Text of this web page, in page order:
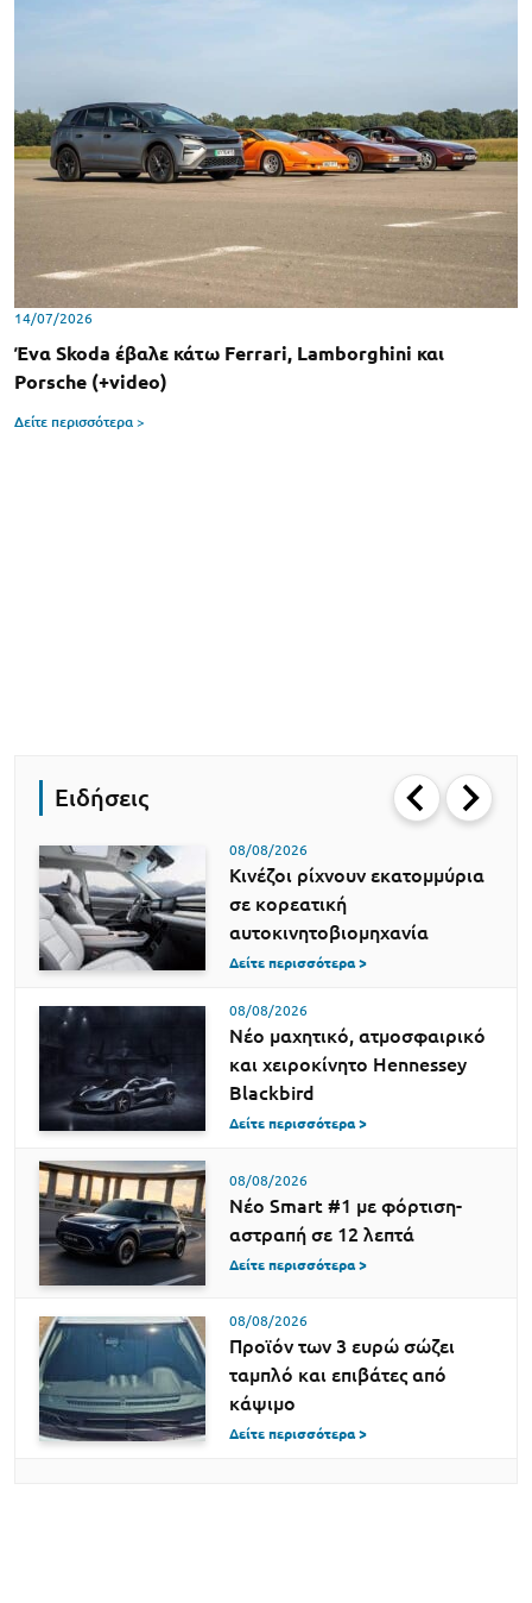
14/07/2026
Ένα Skoda έβαλε κάτω Ferrari, Lamborghini και
Porsche (+video)
Δείτε περισσότερα >
Ειδήσεις
08/08/2026
Κινέζοι ρίχνουν εκατομμύρια
σε κορεατική
αυτοκινητοβιομηχανία
Δείτε περισσότερα >
08/08/2026
Νέο μαχητικό, ατμοσφαιρικό
και χειροκίνητο Hennessey
Blackbird
Δείτε περισσότερα >
08/08/2026
Νέο Smart #1 με φόρτιση-
αστραπή σε 12 λεπτά
Δείτε περισσότερα >
08/08/2026
Προϊόν των 3 ευρώ σώζει
ταμπλό και επιβάτες από
κάψιμο
Δείτε περισσότερα >